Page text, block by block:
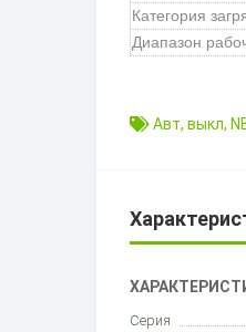
Категория
Диапазон
Авт, выкл,
Серия